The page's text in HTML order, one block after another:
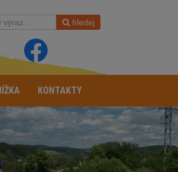
hledej
KONTAKTY